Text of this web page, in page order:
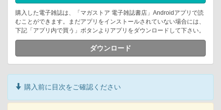
購入した電子雑誌は、「マガストア 電子雑誌書店」Androidアプリで読
むことができます。まだアプリをインストールされていない場合には、
下記「アプリ内で買う」ボタンよりアプリをダウンロードして下さい。
ダウンロード
購入前に目次をご確認ください